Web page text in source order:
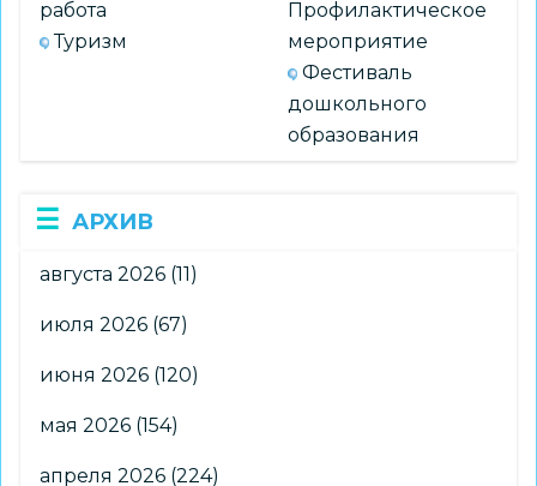
работа
Туризм
Профилактическое
мероприятие
Фестиваль
дошкольного
образования
АРХИВ
августа 2026 (11)
июля 2026 (67)
июня 2026 (120)
мая 2026 (154)
апреля 2026 (224)